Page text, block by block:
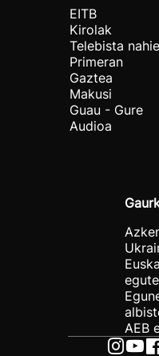
EITB
Kirolak
Telebista
Primeran
Gaztea
Makusi
Guau - Gure
Audioa
AEB